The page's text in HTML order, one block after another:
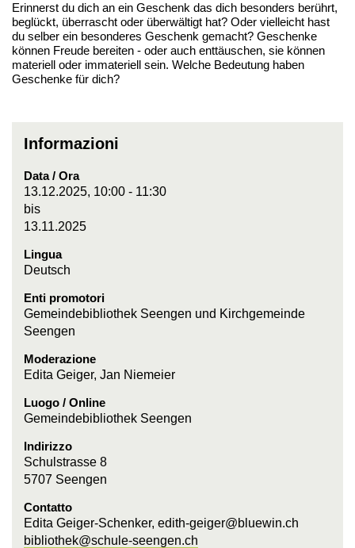
Erinnerst du dich an ein Geschenk das dich besonders berührt,
beglückt, überrascht oder überwältigt hat? Oder vielleicht hast
du selber ein besonderes Geschenk gemacht? Geschenke
können Freude bereiten - oder auch enttäuschen, sie können
materiell oder immateriell sein. Welche Bedeutung haben
Geschenke für dich?
Informazioni
Data / Ora
13.12.2025, 10:00 - 11:30
bis
13.11.2025
Lingua
Deutsch
Enti promotori
Gemeindebibliothek Seengen und Kirchgemeinde
Seengen
Moderazione
Edita Geiger, Jan Niemeier
Luogo / Online
Gemeindebibliothek Seengen
Indirizzo
Schulstrasse 8
5707 Seengen
Contatto
Edita Geiger-Schenker, edith-geiger@bluewin.ch
bibliothek@schule-seengen.ch